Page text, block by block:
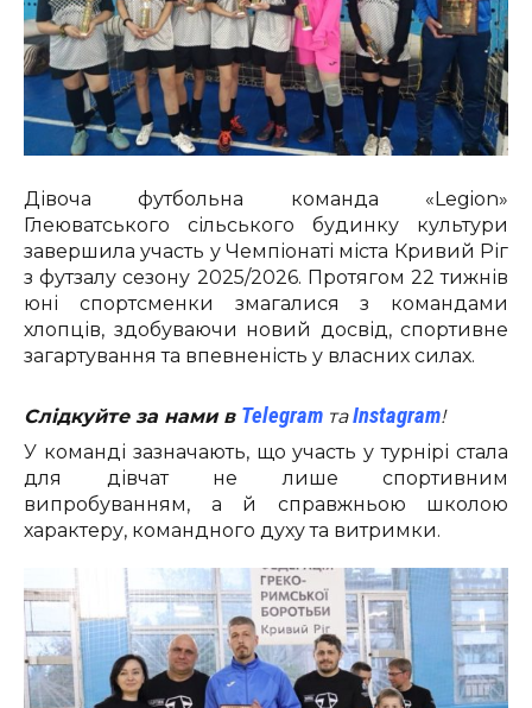
Дівоча футбольна команда «Legion»
Глеюватського сільського будинку культури
завершила участь у Чемпіонаті міста Кривий Ріг
з футзалу сезону 2025/2026. Протягом 22 тижнів
юні спортсменки змагалися з командами
хлопців, здобуваючи новий досвід, спортивне
загартування та впевненість у власних силах.
Слідкуйте за нами в Telegram таInstagram!
У команді зазначають, що участь у турнірі стала
для дівчат не лише спортивним
випробуванням, а й справжньою школою
характеру, командного духу та витримки.